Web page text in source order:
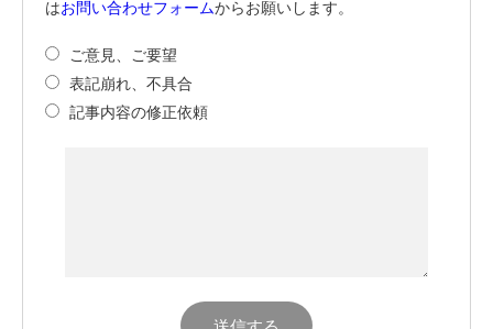
はお問い合わせフォームからお願いします。
ご意見、ご要望
表記崩れ、不具合
記事内容の修正依頼